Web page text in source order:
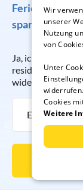
spannende
Ja, ich möchte
resido GmbH
widerrufen.
Wir
unserer
Nutzung
von
Unter
Cookies
Weitere